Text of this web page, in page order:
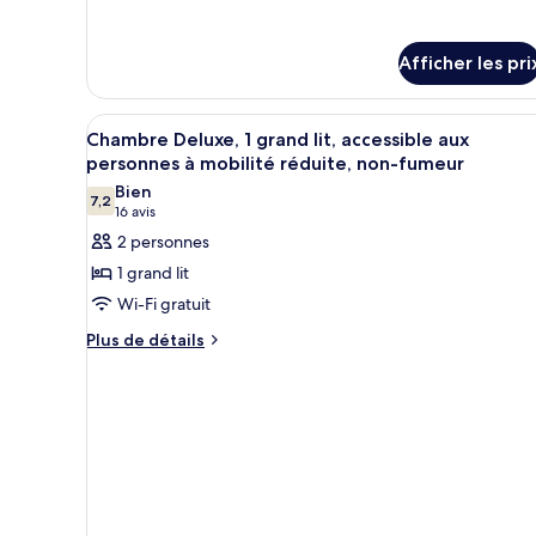
lits
(Family)
Plusieurs
lits
(Family)
Afficher les
Afficher
toutes
les
photos
pour
ce
type
de
chambre :
Une chambre d’hôtel avec
4
Chambre Deluxe, 1 grand lit, accessible aux
personnes à mobilité réduite, non-fumeur
7,27,2 sur 10
Bien
16 avis
(16 avis)
2 personnes
1 grand lit
Wi-Fi gratuit
Plus de détails
Plus